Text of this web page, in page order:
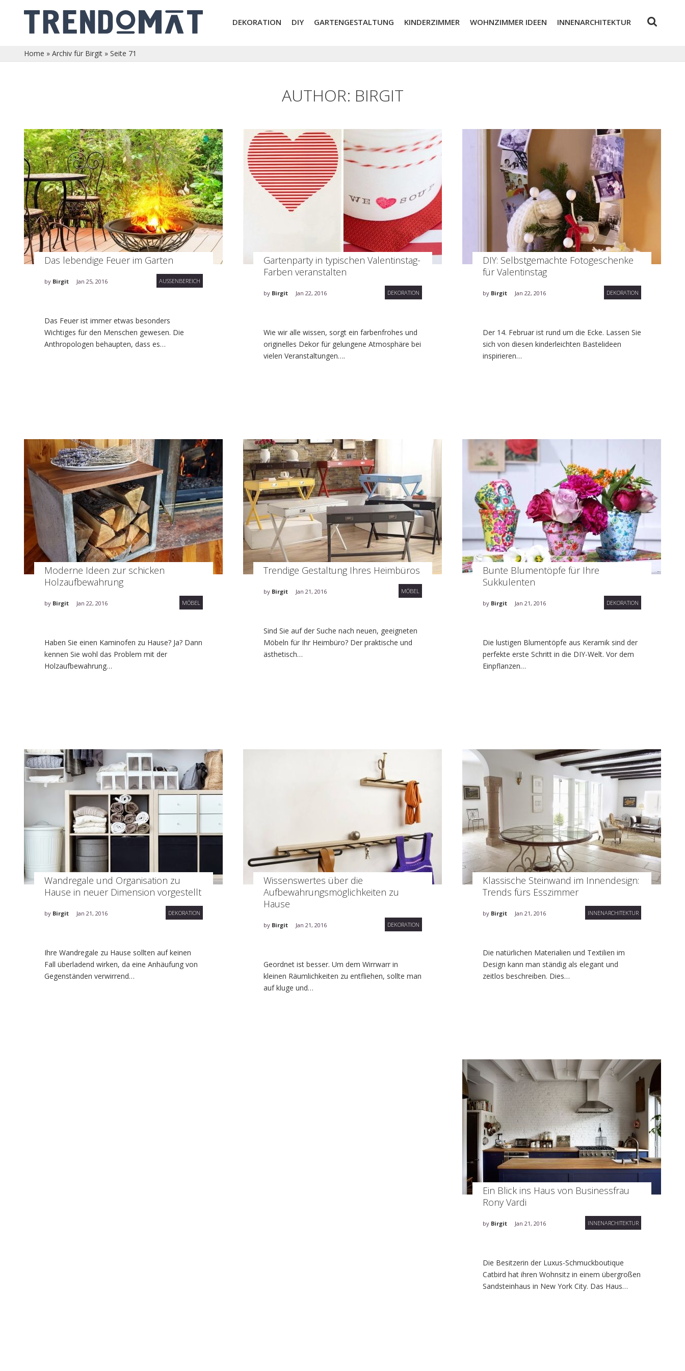
DEKORATION DIY GARTENGESTALTUNG KINDERZIMMER WOHNZIMMER IDEEN INNENARCHITEKTUR
Home » Archiv für Birgit » Seite 71
AUTHOR: BIRGIT
Das lebendige Feuer im Garten
by Birgit Jan 25, 2016 AUSSENBEREICH
Das Feuer ist immer etwas besonders
Wichtiges für den Menschen gewesen. Die
Anthropologen behaupten, dass es…
Gartenparty in typischen Valentinstag-
Farben veranstalten
by Birgit Jan 22, 2016 DEKORATION
Wie wir alle wissen, sorgt ein farbenfrohes und
originelles Dekor für gelungene Atmosphäre bei
vielen Veranstaltungen….
DIY: Selbstgemachte Fotogeschenke
für Valentinstag
by Birgit Jan 22, 2016 DEKORATION
Der 14. Februar ist rund um die Ecke. Lassen Sie
sich von diesen kinderleichten Bastelideen
inspirieren…
Moderne Ideen zur schicken
Holzaufbewahrung
by Birgit Jan 22, 2016 MÖBEL
Haben Sie einen Kaminofen zu Hause? Ja? Dann
kennen Sie wohl das Problem mit der
Holzaufbewahrung…
Trendige Gestaltung Ihres Heimbüros
by Birgit Jan 21, 2016 MÖBEL
Sind Sie auf der Suche nach neuen, geeigneten
Möbeln für Ihr Heimbüro? Der praktische und
ästhetisch…
Bunte Blumentöpfe für Ihre
Sukkulenten
by Birgit Jan 21, 2016 DEKORATION
Die lustigen Blumentöpfe aus Keramik sind der
perfekte erste Schritt in die DIY-Welt. Vor dem
Einpflanzen…
Wandregale und Organisation zu
Hause in neuer Dimension vorgestellt
by Birgit Jan 21, 2016 DEKORATION
Ihre Wandregale zu Hause sollten auf keinen
Fall überladend wirken, da eine Anhäufung von
Gegenständen verwirrend…
Wissenswertes über die
Aufbewahrungsmöglichkeiten zu
Hause
by Birgit Jan 21, 2016 DEKORATION
Geordnet ist besser. Um dem Wirrwarr in
kleinen Räumlichkeiten zu entfliehen, sollte man
auf kluge und…
Klassische Steinwand im Innendesign:
Trends fürs Esszimmer
by Birgit Jan 21, 2016 INNENARCHITEKTUR
Die natürlichen Materialien und Textilien im
Design kann man ständig als elegant und
zeitlos beschreiben. Dies…
Ein Blick ins Haus von Businessfrau
Rony Vardi
by Birgit Jan 21, 2016 INNENARCHITEKTUR
Die Besitzerin der Luxus-Schmuckboutique
Catbird hat ihren Wohnsitz in einem übergroßen
Sandsteinhaus in New York City. Das Haus…